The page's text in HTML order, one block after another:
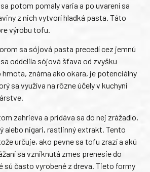
potom pomaly varia a po uvarení sa
z nich vytvorí hladká pasta. Táto
výrobu tofu.
sa sójová pasta precedí cez jemnú
oddelila sójová šťava od zvyšku
známa ako okara, je potenciálny
sa využíva na rôzne účely v kuchyni
zahrieva a pridáva sa do nej zrážadlo,
alebo nigari, rastlinný extrakt. Tento
určuje, ako pevne sa tofu zrazí a akú
sa vzniknutá zmes prenesie do
sú často vyrobené z dreva. Tieto formy